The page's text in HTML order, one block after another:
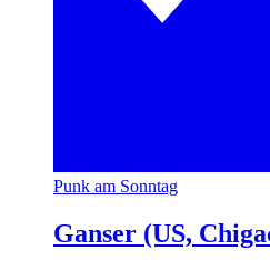
Punk am Sonntag
Ganser (US,